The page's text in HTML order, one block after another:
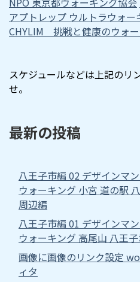
アプトレップ ウルトラウォー
CHYLIM 挑戦と健康のウォ
スケジュールなどは上記のリ
せ。
最新の投稿
八王子市編 02 デザインマ
ウォーキング 小宮 道の駅
周辺編
八王子市編 01 デザインマ
ウォーキング 高尾山 八王
画像に画像のリンク設定
ィタ